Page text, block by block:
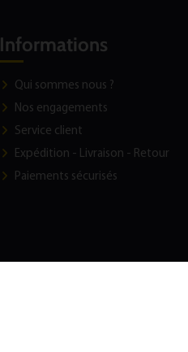
Informations
Qui sommes nous ?
Nos engagements
Service client
Expédition - Livraison - Retour
Paiements sécurisés